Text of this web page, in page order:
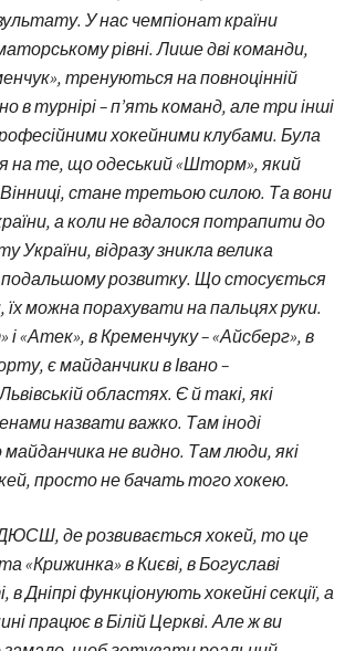
У нас чемпіонат країни
рівні. Лише дві команди,
тренуються на повноцінній
в турнірі – п’ять команд, але три інші
хокейними клубами. Була
на те, що одеський «Шторм», який
Вінниці, стане третьою силою. Та вони
а коли не вдалося потрапити до
України, відразу зникла велика
подальшому розвитку. Що стосується
їх можна порахувати на пальцях руки.
і «Атек», в Кременчуку – «Айсберг», в
є майданчики в Івано –
областях. Є й такі, які
назвати важко. Там іноді
не видно. Там люди, які
просто не бачать того хокею.
де розвивається хокей, то це
«Крижинка» в Києві, в Богуславі
в Дніпрі функціонують хокейні секції, а
працює в Білій Церкві. Але ж ви